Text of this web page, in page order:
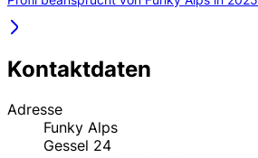
Kontaktdaten
Adresse
Funky Alps
Gessel 24